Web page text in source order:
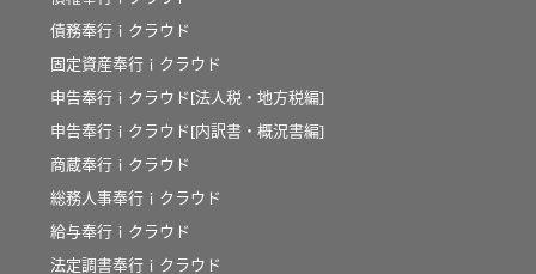
債務奉行ｉクラウド
固定資産奉行ｉクラウド
申告奉行ｉクラウド[法人税・地方税編]
申告奉行ｉクラウド[内訳書・概況書編]
商蔵奉行ｉクラウド
総務人事奉行ｉクラウド
給与奉行ｉクラウド
法定調書奉行ｉクラウド